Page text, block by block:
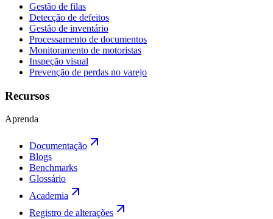
Gestão de filas
Detecção de defeitos
Gestão de inventário
Processamento de documentos
Monitoramento de motoristas
Inspeção visual
Prevenção de perdas no varejo
Recursos
Aprenda
Documentação
Blogs
Benchmarks
Glossário
Academia
Registro de alterações